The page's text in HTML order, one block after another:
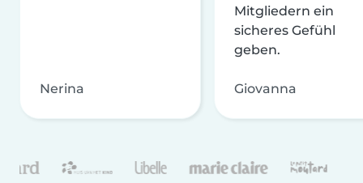
Nerina
Mitgliedern ein
sicheres Gefühl
geben.
Giovanna